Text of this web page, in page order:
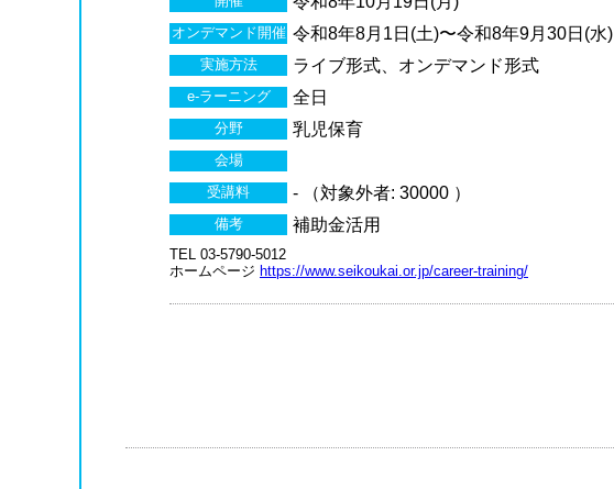
オンデマンド開催 令和8年8月1日(土)〜令和8年9月30日(水)
実施方法 ライブ形式、オンデマンド形式
e-ラーニング 全日
分野 乳児保育
会場
受講料 - （対象外者: 30000 ）
備考 補助金活用
TEL 03-5790-5012
ホームページ https://www.seikoukai.or.jp/career-training/